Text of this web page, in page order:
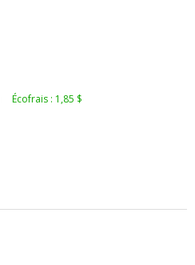
Écofrais : 1,85 $